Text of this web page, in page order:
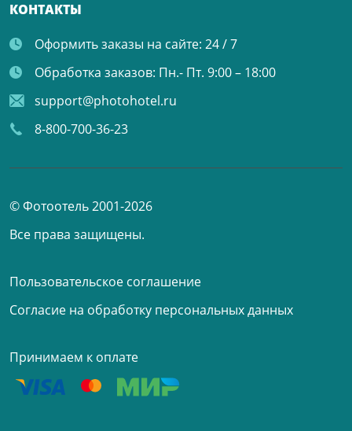
КОНТАКТЫ
Оформить заказы на сайте: 24 / 7
Обработка заказов: Пн.- Пт. 9:00 – 18:00
support@photohotel.ru
8-800-700-36-23
© Фотоотель 2001-2026
Все права защищены.
Пользовательское соглашение
Согласие на обработку персональных данных
Принимаем к оплате